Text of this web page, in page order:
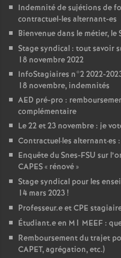
Indemnité de sujétions de
contractuel-les alternant-es
Bienvenue dans le métier, le
Stage syndical : tout savoir
18 novembre 2022
InfoStagiaires n°2 2022-
18 novembre, indemnités
AED pré-pro :
complémentaire
Le 22 et 23 novembre : je
Contractuel·les alternant·es
Enquête du Snes-FSU sur
CAPES« rénové»
Stage syndical pour les
14 mars 2023!
Professeur.e etCPE
Étudiant.e en M1 MEEF :
Remboursement du trajet
CAPET, agrégation, etc.)